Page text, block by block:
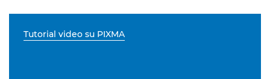
Tutorial video su PIXMA